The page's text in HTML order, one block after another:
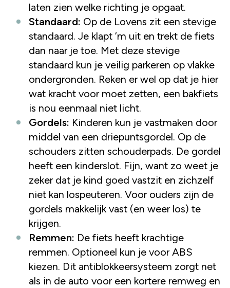
laten zien welke richting je opgaat.
Standaard: Op de Lovens zit een stevige
standaard. Je klapt ’m uit en trekt de fiets
dan naar je toe. Met deze stevige
standaard kun je veilig parkeren op vlakke
ondergronden. Reken er wel op dat je hier
wat kracht voor moet zetten, een bakfiets
is nou eenmaal niet licht.
Gordels: Kinderen kun je vastmaken door
middel van een driepuntsgordel. Op de
schouders zitten schouderpads. De gordel
heeft een kinderslot. Fijn, want zo weet je
zeker dat je kind goed vastzit en zichzelf
niet kan lospeuteren. Voor ouders zijn de
gordels makkelijk vast (en weer los) te
krijgen.
Remmen: De fiets heeft krachtige
remmen. Optioneel kun je voor ABS
kiezen. Dit antiblokkeersysteem zorgt net
als in de auto voor een kortere remweg en